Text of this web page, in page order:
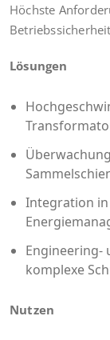
Höchste
Lösungen
Integration in
Engineering-
komplexe
Nutzen